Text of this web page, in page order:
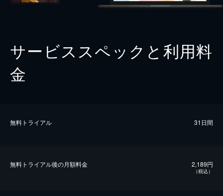
サービススペックと利用料
金
無料トライアル 31日間
無料トライアル後の⽉額料金 2,189円
（税込）